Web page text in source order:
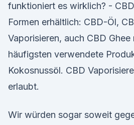
funktioniert es wirklich? -
Formen erhältlich: CBD-Öl,
Vaporisieren, auch CBD
häufigsten verwendete
Kokosnussöl. CBD
erlaubt.
Wir würden sogar soweit